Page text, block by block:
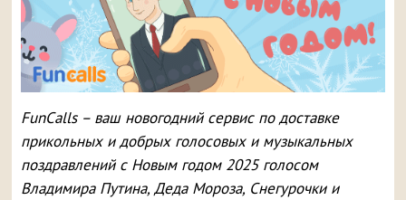
FunCalls – ваш новогодний сервис по доставке
прикольных и добрых голосовых и музыкальных
поздравлений с Новым годом 2025 голосом
Владимира Путина, Деда Мороза, Снегурочки и